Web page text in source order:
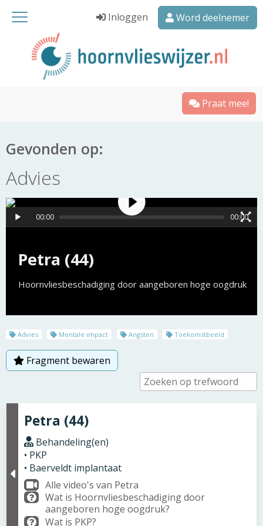
Inloggen Word deelnemer
Praat mee!
Gevonden op:
Advies
Petra (44)
Hoornvliesbeschadiging door aangeboren hoge oogdruk
00:00 00:00
Advies Mentale impact Angsten Toekomstbeeld
Fragment bewaren
Petra (44)
Behandeling(en)
• PKP
• Baerveldt implantaat
Alle video's van Petra
Wat is Hoornvliesbeschadiging door
aangeboren hoge oogdruk?
Wat is PKP?